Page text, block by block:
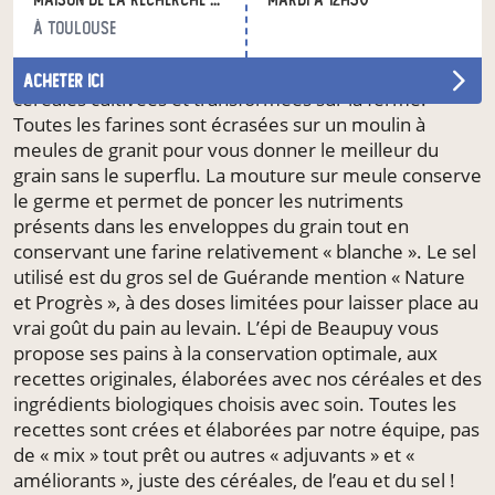
à Toulouse
acheter ici
maîtrise la totalité de la chaîne alimentaire, ce qui vous
garantit la plus grande traçabilité possible. Nous vous
proposons une gamme de pain produits à partir des
céréales cultivées et transformées sur la ferme.
Toutes les farines sont écrasées sur un moulin à
meules de granit pour vous donner le meilleur du
grain sans le superflu. La mouture sur meule conserve
le germe et permet de poncer les nutriments
présents dans les enveloppes du grain tout en
conservant une farine relativement « blanche ». Le sel
utilisé est du gros sel de Guérande mention « Nature
et Progrès », à des doses limitées pour laisser place au
vrai goût du pain au levain. L’épi de Beaupuy vous
propose ses pains à la conservation optimale, aux
recettes originales, élaborées avec nos céréales et des
ingrédients biologiques choisis avec soin. Toutes les
recettes sont crées et élaborées par notre équipe, pas
de « mix » tout prêt ou autres « adjuvants » et «
améliorants », juste des céréales, de l’eau et du sel !